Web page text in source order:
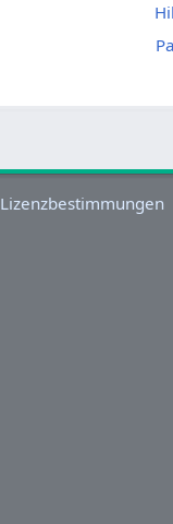
Lizenzbestimmungen